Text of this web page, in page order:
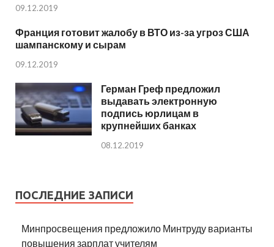
09.12.2019
Франция готовит жалобу в ВТО из-за угроз США
шампанскому и сырам
09.12.2019
Герман Греф предложил
выдавать электронную
подпись юрлицам в
крупнейших банках
08.12.2019
ПОСЛЕДНИЕ ЗАПИСИ
Минпросвещения предложило Минтруду варианты
повышения зарплат учителям